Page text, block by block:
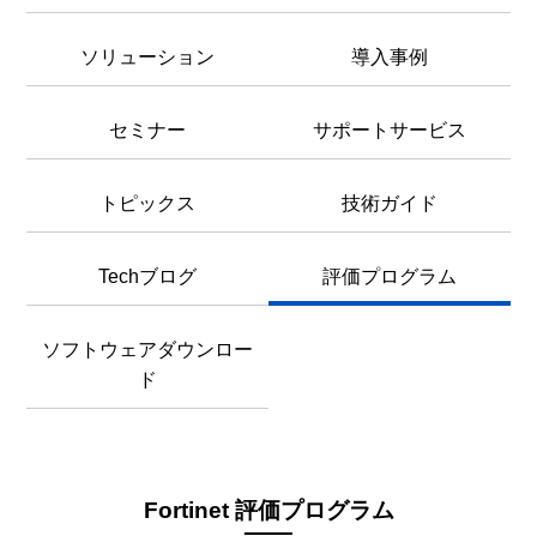
ソリューション 導入事例
セミナー サポートサービス
トピックス 技術ガイド
Techブログ 評価プログラム
ソフトウェアダウンロー
ド
Fortinet 評価プログラム